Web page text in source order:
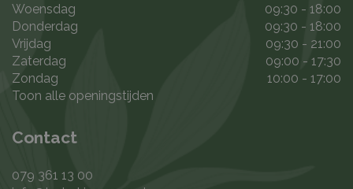
Woensdag
09:30 - 18:00
Donderdag
09:30 - 18:00
Vrijdag
09:30 - 21:00
Zaterdag
09:00 - 17:30
Zondag
10:00 - 17:00
Toon alle openingstijden
Contact
079 361 13 00